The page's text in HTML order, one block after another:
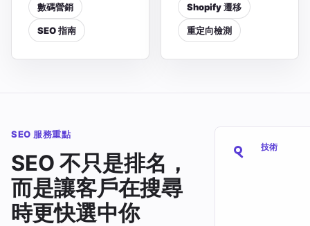
數碼營銷
SEO 指南
Shopify 遷移
重定向檢測
SEO 服務重點
SEO 不只是排名，
而是讓客戶在搜尋
時更快選中你
技術